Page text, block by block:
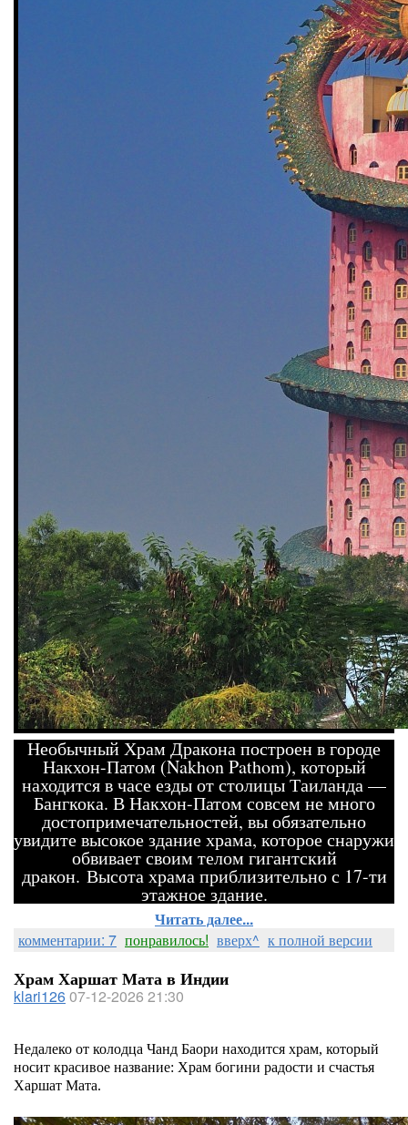
Необычный Храм Дракона построен в городе
Накхон-Патом (Nakhon Pathom), который
находится в часе езды от столицы Таиланда —
Бангкока. В Накхон-Патом совсем не много
достопримечательностей, вы обязательно
увидите высокое здание храма, которое снаружи
обвивает своим телом гигантский
дракон. Высота храма приблизительно с 17-ти
этажное здание.
Читать далее...
комментарии: 7 понравилось! вверх^ к полной версии
Храм Харшат Мата в Индии
klari12607-12-2026 21:30
Недалеко от колодца Чанд Баори находится храм, который
носит красивое название: Храм богини радости и счастья
Харшат Мата.